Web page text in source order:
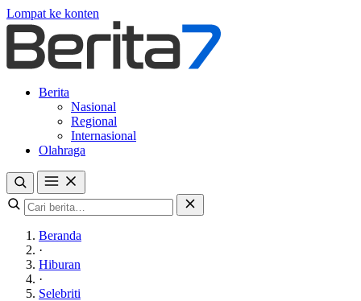
Lompat ke konten
Berita
Nasional
Regional
Internasional
Olahraga
Beranda
·
Hiburan
·
Selebriti